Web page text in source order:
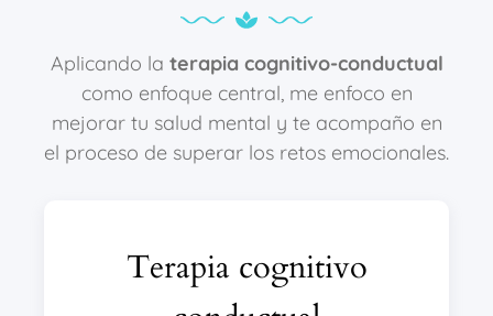
Aplicando la terapia cognitivo-conductual
como enfoque central, me enfoco en
mejorar tu salud mental y te acompaño en
el proceso de superar los retos emocionales.
Terapia cognitivo